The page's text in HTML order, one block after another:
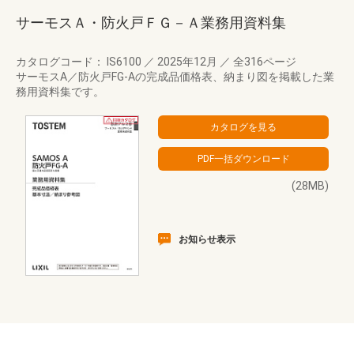
サーモスＡ・防火戸ＦＧ－Ａ業務用資料集
カタログコード： IS6100 ／ 2025年12月 ／ 全316ページ
サーモスA／防火戸FG-Aの完成品価格表、納まり図を掲載した業
務用資料集です。
(28MB)
お知らせ表示